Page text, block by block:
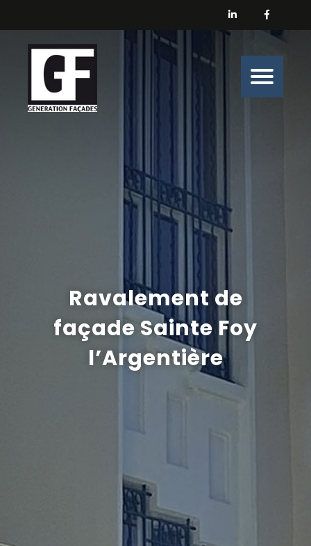
Générations Façades
Nos prestations
Nos belles histoires de chantiers
Générations Façades s’engage
Recrutement
Ravalement de
façade Sainte Foy
l’Argentière